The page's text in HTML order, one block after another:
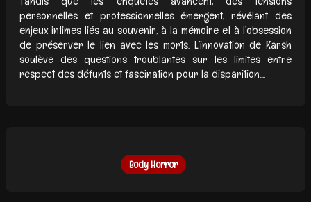
personnelles et professionnelles émergent, révélant des
enjeux intimes liés au souvenir, à la mémoire et à l’obsession
de préserver le lien avec les morts. L’innovation de Karsh
soulève des questions troublantes sur les limites entre
respect des défunts et fascination pour la disparition....
Body Horror